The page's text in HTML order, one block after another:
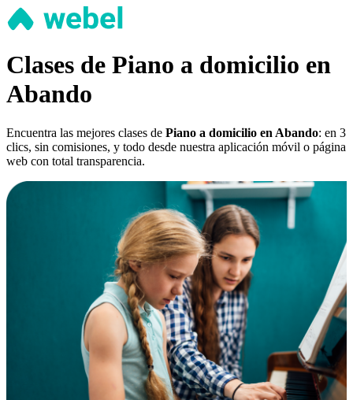
Clases de Piano a domicilio en
Abando
Encuentra las mejores clases de Piano a domicilio en Abando: en 3
clics, sin comisiones, y todo desde nuestra aplicación móvil o página
web con total transparencia.